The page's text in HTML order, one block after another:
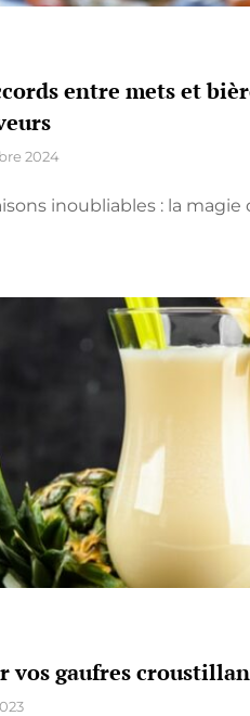
entre mets et
2024
inoubliables : la magie
vos gaufres